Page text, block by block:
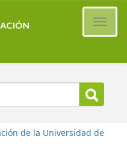
de la Universidad de